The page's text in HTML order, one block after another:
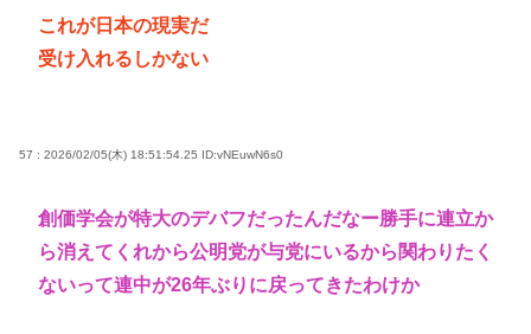
これが日本の現実だ
受け入れるしかない
57 : 2026/02/05(木) 18:51:54.25 ID:vNEuwN6s0
創価学会が特大のデバフだったんだなー勝手に連立か
ら消えてくれから公明党が与党にいるから関わりたく
ないって連中が26年ぶりに戻ってきたわけか